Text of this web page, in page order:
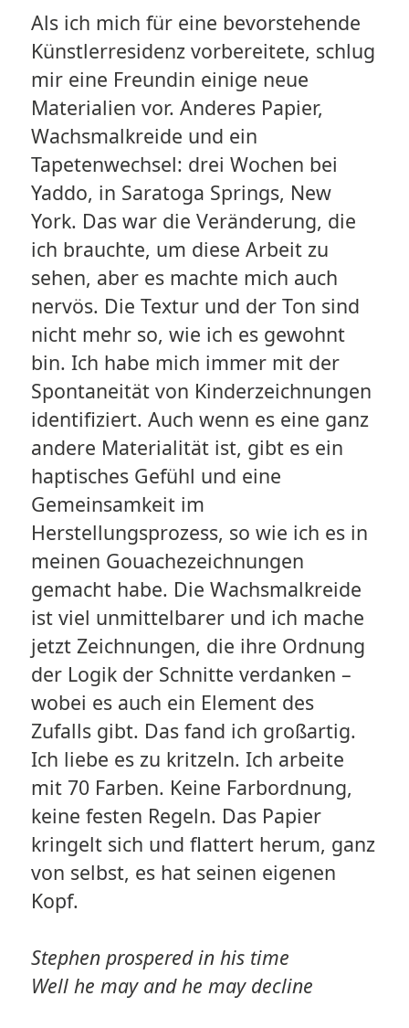
Als ich mich für eine bevorstehende
Künstlerresidenz vorbereitete, schlug
mir eine Freundin einige neue
Materialien vor. Anderes Papier,
Wachsmalkreide und ein
Tapetenwechsel: drei Wochen bei
Yaddo, in Saratoga Springs, New
York. Das war die Veränderung, die
ich brauchte, um diese Arbeit zu
sehen, aber es machte mich auch
nervös. Die Textur und der Ton sind
nicht mehr so, wie ich es gewohnt
bin. Ich habe mich immer mit der
Spontaneität von Kinderzeichnungen
identifiziert. Auch wenn es eine ganz
andere Materialität ist, gibt es ein
haptisches Gefühl und eine
Gemeinsamkeit im
Herstellungsprozess, so wie ich es in
meinen Gouachezeichnungen
gemacht habe. Die Wachsmalkreide
ist viel unmittelbarer und ich mache
jetzt Zeichnungen, die ihre Ordnung
der Logik der Schnitte verdanken –
wobei es auch ein Element des
Zufalls gibt. Das fand ich großartig.
Ich liebe es zu kritzeln. Ich arbeite
mit 70 Farben. Keine Farbordnung,
keine festen Regeln. Das Papier
kringelt sich und flattert herum, ganz
von selbst, es hat seinen eigenen
Kopf.
Stephen prospered in his time
Well he may and he may decline